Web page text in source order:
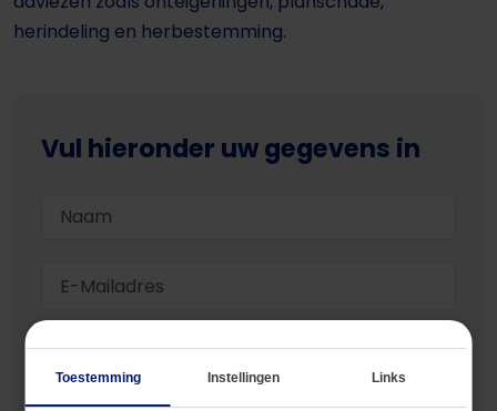
herindeling en herbestemming.
Vul hieronder uw gegevens in
Toestemming Instellingen Links